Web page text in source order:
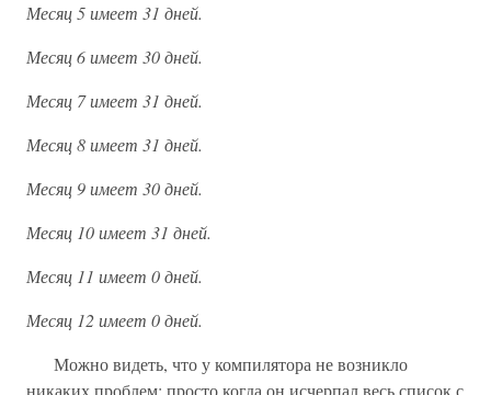
Месяц 5 имеет 31 дней.
Месяц 6 имеет 30 дней.
Месяц 7 имеет 31 дней.
Месяц 8 имеет 31 дней.
Месяц 9 имеет 30 дней.
Месяц 10 имеет 31 дней.
Месяц 11 имеет 0 дней.
Месяц 12 имеет 0 дней.
Можно видеть, что у компилятора не возникло
никаких проблем: просто когда он исчерпал весь список с